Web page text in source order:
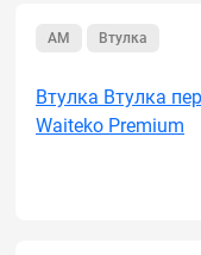
AM Втулка
Втулка Втулка
Waiteko Premium